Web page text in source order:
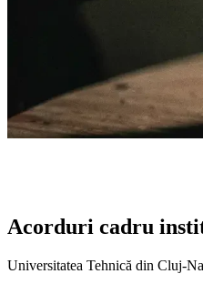
Acorduri cadru
Universitatea Tehnică din